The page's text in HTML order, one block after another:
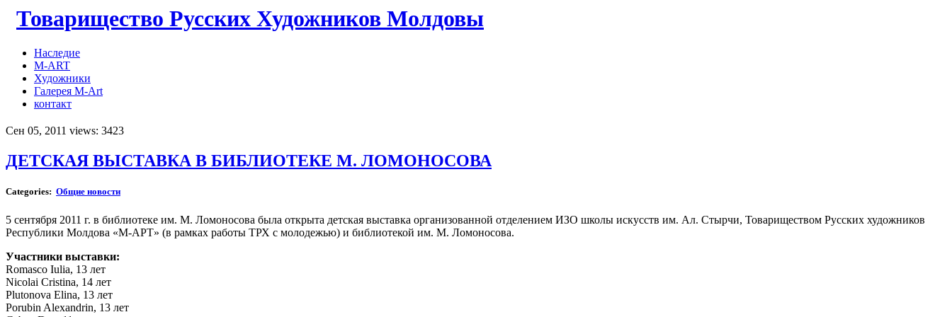
Товарищество Русских Художников Молдовы
Наследие
M-ART
Художники
Галерея M-Art
контакт
Сен 05, 2011 views: 3423
ДЕТСКАЯ ВЫСТАВКА В БИБЛИОТЕКЕ М. ЛОМОНОСОВА
Categories: Общие новости
5 сентября 2011 г. в библиотеке им. М. Ломоносова была открыта детская выставка организованной отделением ИЗО школы искусств им. Ал. Стырчи, Товариществом Русских художников
Республики Молдова «М-АРТ» (в рамках работы ТРХ с молодежью) и библиотекой им. М. Ломоносова.
Участники выставки:
Romasco Iulia, 13 лет
Nicolai Cristina, 14 лет
Plutonova Elina, 13 лет
Porubin Alexandrin, 13 лет